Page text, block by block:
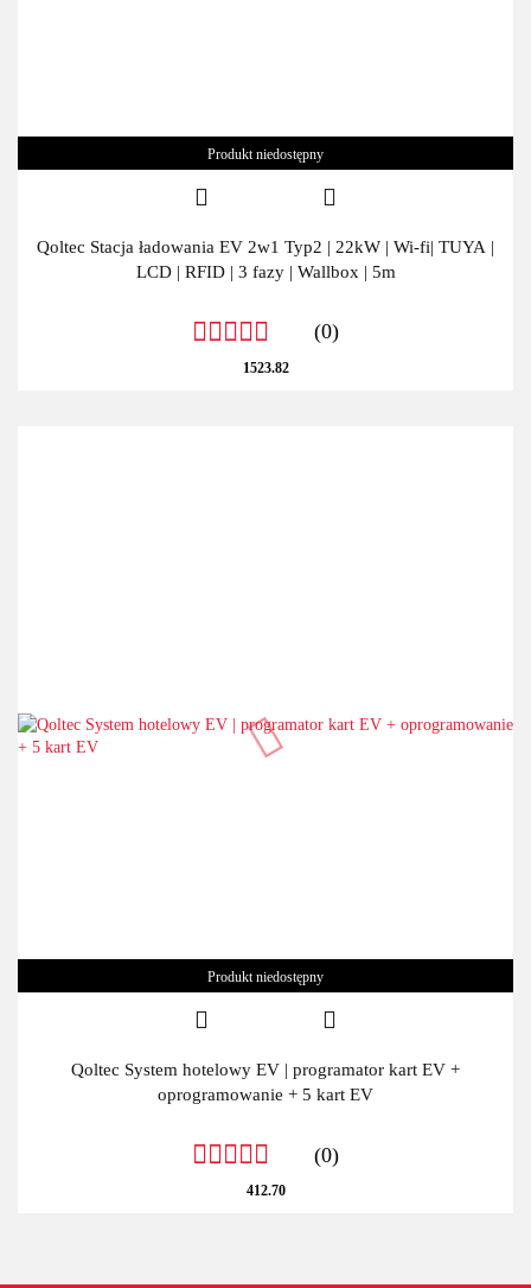
Produkt niedostępny
Qoltec Stacja ładowania EV 2w1 Typ2 | 22kW | Wi-fi| TUYA |
LCD | RFID | 3 fazy | Wallbox | 5m
(0)
1523.82
Produkt niedostępny
Qoltec System hotelowy EV | programator kart EV +
oprogramowanie + 5 kart EV
(0)
412.70